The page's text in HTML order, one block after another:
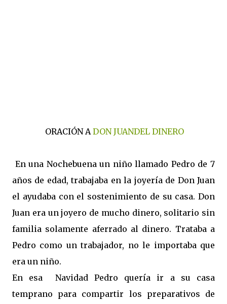
ORACIÓN A DON JUANDEL DINERO
En una Nochebuena un niño llamado Pedro de 7
años de edad, trabajaba en la joyería de Don Juan
el ayudaba con el sostenimiento de su casa. Don
Juan era un joyero de mucho dinero, solitario sin
familia solamente aferrado al dinero. Trataba a
Pedro como un trabajador, no le importaba que
era un niño.
En esa Navidad Pedro quería ir a su casa
temprano para compartir los preparativos de